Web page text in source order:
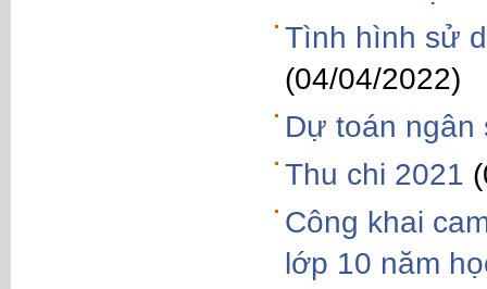
Tình hình sử
(04/04/2022)
Dự toán ngân
Thu chi 2021
Công khai
lớp 10 năm